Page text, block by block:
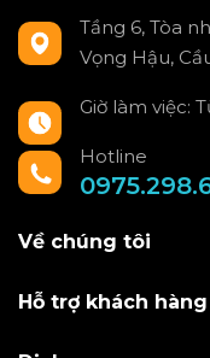
Tầng 6, Tòa
Vọng Hậu,
Giờ làm việc:
Hotline
Về chúng tôi
Hỗ trợ khách hàng